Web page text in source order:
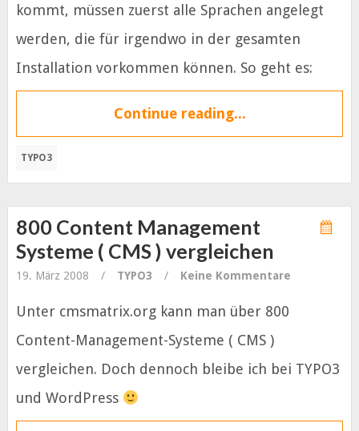
kommt, müssen zuerst alle Sprachen angelegt
werden, die für irgendwo in der gesamten
Installation vorkommen können. So geht es:
Continue reading...
TYPO3
800 Content Management
Systeme ( CMS ) vergleichen
19. März 2008 / TYPO3 / Keine Kommentare
Unter cmsmatrix.org kann man über 800
Content-Management-Systeme ( CMS )
vergleichen. Doch dennoch bleibe ich bei TYPO3
und WordPress